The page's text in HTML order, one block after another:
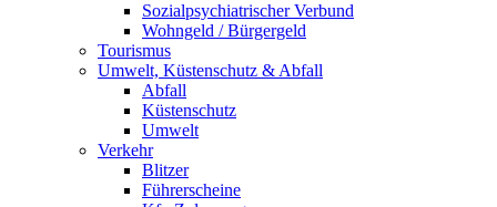
Sozialpsychiatrischer Verbund
Wohngeld / Bürgergeld
Tourismus
Umwelt, Küstenschutz & Abfall
Abfall
Küstenschutz
Umwelt
Verkehr
Blitzer
Führerscheine